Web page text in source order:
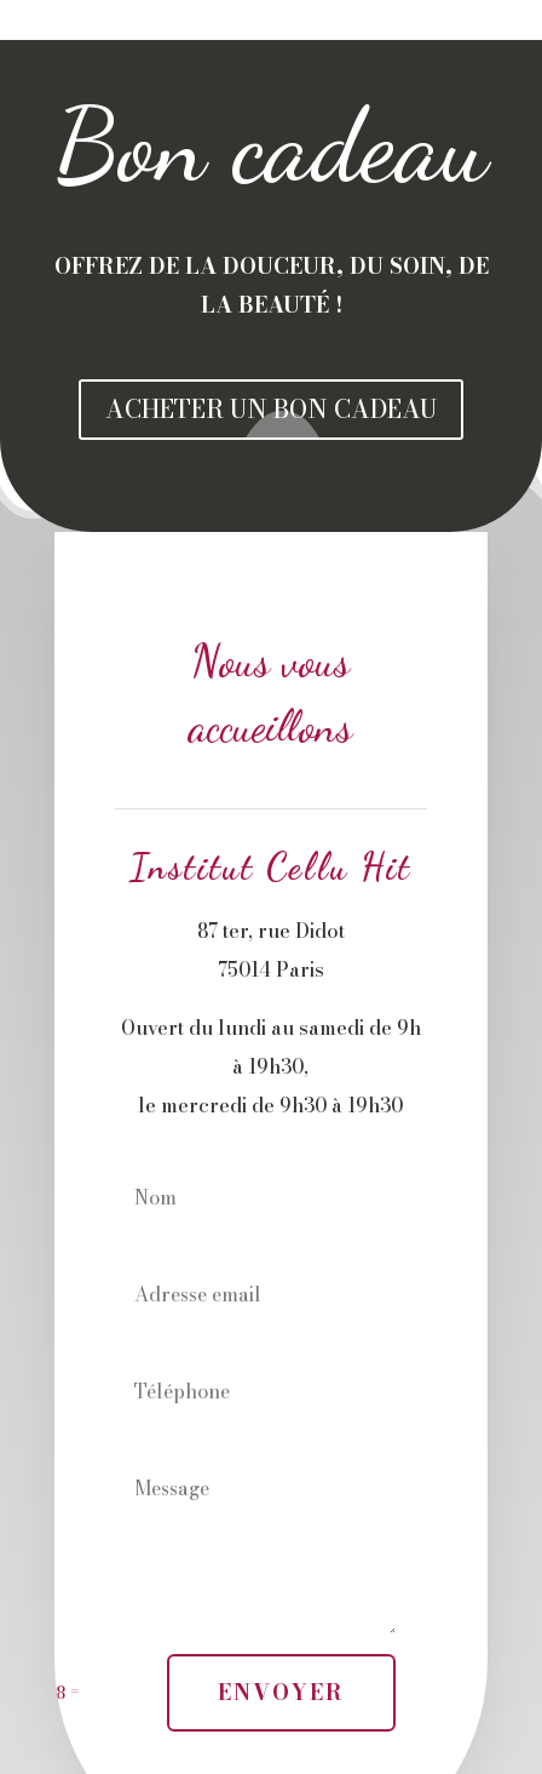
Bon cadeau
OFFREZ DE LA DOUCEUR, DU SOIN, DE
LA BEAUTÉ !
ACHETER UN BON CADEAU
Nous vous
accueillons
Institut Cellu Hit
87 ter, rue Didot
75014 Paris
Ouvert du lundi au samedi de 9h
à 19h30,
le mercredi de 9h30 à 19h30
3 + 8 = ENVOYER